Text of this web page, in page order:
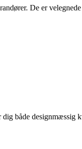
De er
både designmæssig